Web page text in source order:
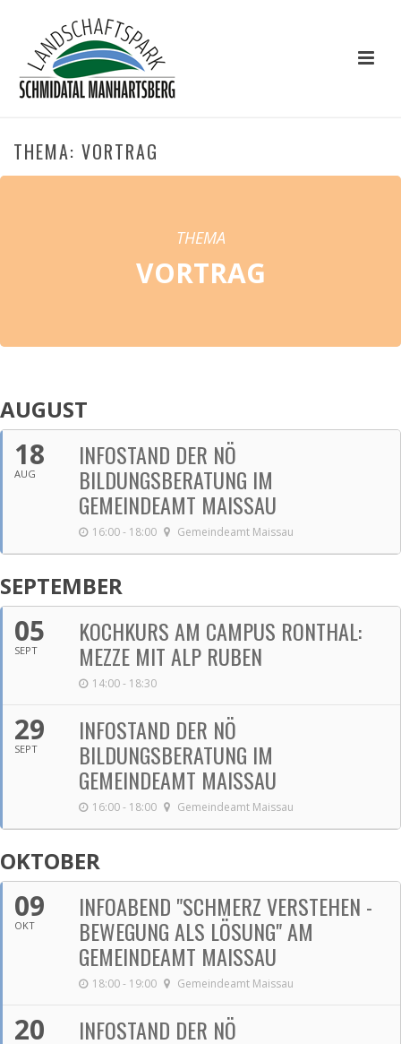
THEMA: VORTRAG
THEMA
VORTRAG
AUGUST
18
AUG
INFOSTAND DER NÖ
BILDUNGSBERATUNG IM
GEMEINDEAMT MAISSAU
16:00 - 18:00 Gemeindeamt Maissau
SEPTEMBER
05
SEPT
KOCHKURS AM CAMPUS RONTHAL:
MEZZE MIT ALP RUBEN
14:00 - 18:30
29
SEPT
INFOSTAND DER NÖ
BILDUNGSBERATUNG IM
GEMEINDEAMT MAISSAU
16:00 - 18:00 Gemeindeamt Maissau
OKTOBER
09
OKT
INFOABEND "SCHMERZ VERSTEHEN -
BEWEGUNG ALS LÖSUNG" AM
GEMEINDEAMT MAISSAU
18:00 - 19:00 Gemeindeamt Maissau
20 INFOSTAND DER NÖ